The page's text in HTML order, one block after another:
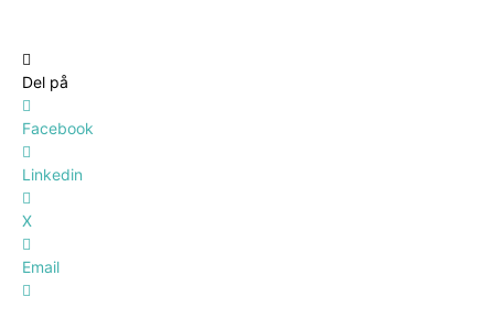
Del på
Facebook
Linkedin
X
Email